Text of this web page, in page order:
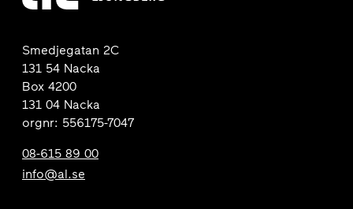
Smedjegatan 2C
131 54 Nacka
Box 4200
131 04 Nacka
orgnr: 556175-7047
08-615 89 00
info@al.se